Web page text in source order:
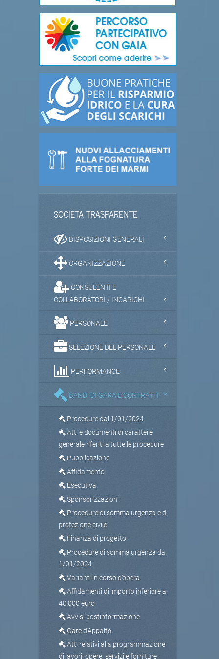
SOCIETA TRASPARENTE
DISPOSIZIONI GENERALI
ORGANIZZAZIONE
CONSULENTI E
COLLABORATORI / INCARICHI
PERSONALE
SELEZIONE DEL PERSONALE
PERFORMANCE
BANDI DI GARA E CONTRATTI
Procedure dal 1/01/2024
Atti e documenti di carattere
generale riferiti a tutte le procedure
Pubblicazione
Affidamento
Esecutiva
Sponsorizzazioni
Procedure di somma urgenza e di
protezione civile
Finanza di progetto
Procedure di somma urgenza dal
1/01/2024
Varianti in corso d’opera
Affidamenti di importo inferiore a
40.000 euro
Avvisi postinformazione
Gare d'Appalto
Atti relativi alla programmazione
di lavori, opere, servizi e forniture